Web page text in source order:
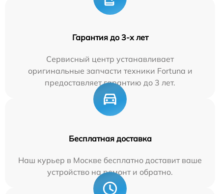
Гарантия до 3-х лет
Сервисный центр устанавливает
оригинальные запчасти техники Fortuna и
предоставляет гарантию до 3 лет.
Бесплатная доставка
Наш курьер в Москве бесплатно доставит ваше
устройство на ремонт и обратно.